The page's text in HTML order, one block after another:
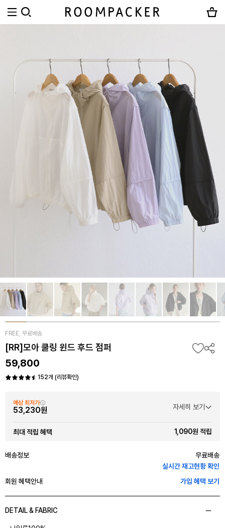
FREE, 무료배송
[RR]모아 쿨링 윈드 후드 점퍼
59,800
152개 (리뷰확인)
예상 최저가
53,230원 자세히 보기
최대 적립 혜택 1,090원 적립
배송정보
무료배송
실시간 재고현황 확인
회원 혜택안내
가입 혜택 보기
DETAIL & FABRIC